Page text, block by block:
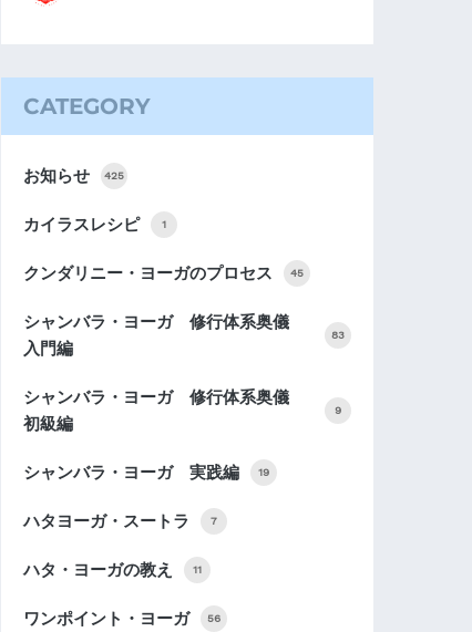
CATEGORY
お知らせ 425
カイラスレシピ 1
クンダリニー・ヨーガのプロセス 45
シャンバラ・ヨーガ 修行体系奥儀
入門編
83
シャンバラ・ヨーガ 修行体系奥儀
初級編
9
シャンバラ・ヨーガ 実践編 19
ハタヨーガ・スートラ 7
ハタ・ヨーガの教え 11
ワンポイント・ヨーガ 56